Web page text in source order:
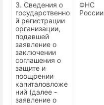
3. Сведения о
государственно
й регистрации
организации,
подавшей
заявление о
заключении
соглашения о
защите и
поощрении
капиталовложе
ний (далее -
заявление о
ФНС
России